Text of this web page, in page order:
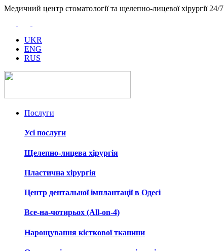
Медичний центр стоматології та щелепно-лицевої хірургії 24/7
UKR
ENG
RUS
Послуги
Усі послуги
Щелепно-лицева хірургія
Пластична хірургія
Центр дентальної імплантації в Одесі
Все-на-чотирьох (All-on-4)
Нарощування кісткової тканини